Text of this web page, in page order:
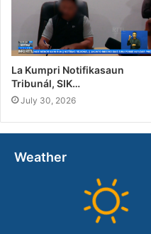
La Kumpri Notifikasaun
Tribunál, SIK…
July 30, 2026
Weather